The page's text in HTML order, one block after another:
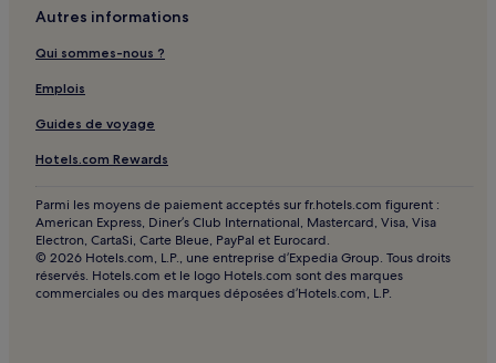
Seestern : hôtels 4 étoiles
Seestern : Hôtels d’affaires à proximité
Seestern : Hôtels avec spa à proximité
Hôtel de ville de Duisbourg : hôtels à proximité
Gare Oberhausen-Sterkrade : hôtels à proximité
Théâtre d'Oberhausen : hôtels à proximité
Gazomètre : hôtels à proximité
Musée Aquarius : hôtels à proximité
Krefeld : hôtels Hôtels avec parking
Autres informations
Qui sommes-nous ?
Emplois
Guides de voyage
Hotels.com Rewards
Parmi les moyens de paiement acceptés sur fr.hotels.com figurent :
American Express, Diner’s Club International, Mastercard, Visa, Visa
Electron, CartaSi, Carte Bleue, PayPal et Eurocard.
© 2026 Hotels.com, L.P., une entreprise d’Expedia Group. Tous droits
réservés. Hotels.com et le logo Hotels.com sont des marques
commerciales ou des marques déposées d’Hotels.com, L.P.